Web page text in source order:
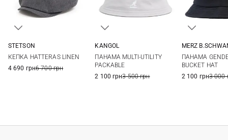
STETSON
КЕПКА HATTERAS LINEN
4 690 грн6 700 грн
KANGOL
ПАНАМА MULTI-UTILITY
PACKABLE
2 100 грн3 500 грн
MERZ
ПАНАМА
BUCKET HAT
2 100 грн3 000